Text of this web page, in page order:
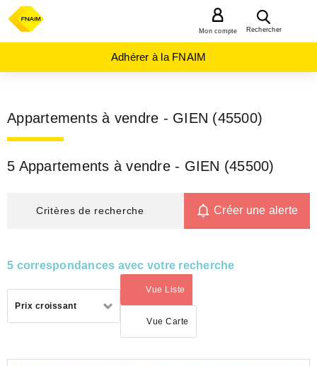
Rechercher
Mon compte
Adhérer à la FNAIM
Appartements à vendre - GIEN (45500)
5 Appartements à vendre - GIEN (45500)
Critères de recherche Créer une alerte
5 correspondances avec votre recherche
Prix croissant
Vue Liste
(activé)
Vue Carte